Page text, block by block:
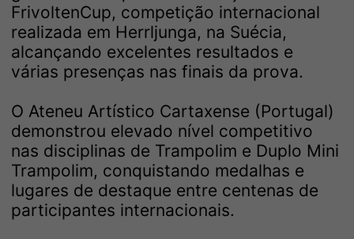
FrivoltenCup, competição internacional
realizada em Herrljunga, na Suécia,
alcançando excelentes resultados e
várias presenças nas finais da prova.
O Ateneu Artístico Cartaxense (Portugal)
demonstrou elevado nível competitivo
nas disciplinas de Trampolim e Duplo Mini
Trampolim, conquistando medalhas e
lugares de destaque entre centenas de
participantes internacionais.